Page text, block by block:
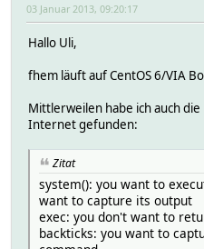
03 Januar 2013, 09:20:17
Hallo Uli,
fhem läuft auf CentOS 6/VIA
Mittlerweilen habe ich auch
Internet gefunden:
Zitat
system(): you want to
want to capture its output
exec: you don't want to
backticks: you want to